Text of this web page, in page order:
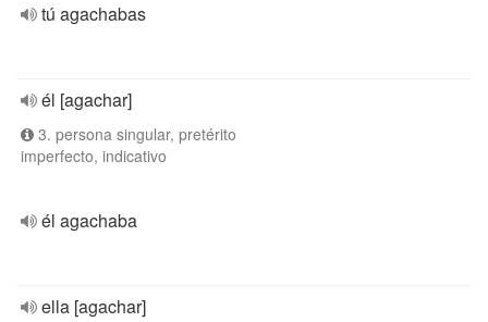
tú agachabas
él [agachar]
3. persona singular, pretérito
imperfecto, indicativo
él agachaba
ella [agachar]